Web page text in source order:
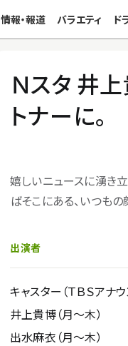
情報・報道 バラエティ ド
Ｎスタ 井
トナーに。
嬉しいニュースに湧き
ばそこにある、いつもの
出演者
キャスター（ＴＢＳアナウ
井上貴博（月〜木）
出水麻衣（月〜木）